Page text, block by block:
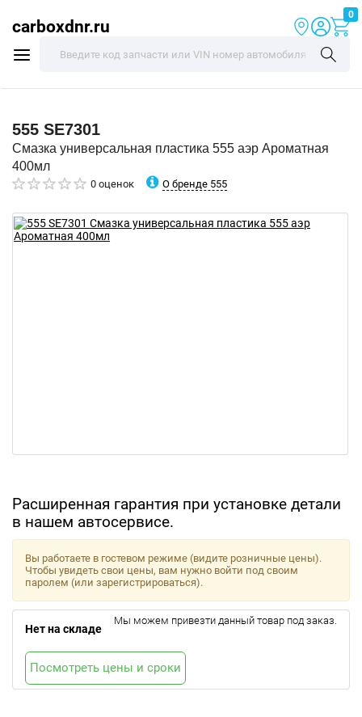
carboxdnr.ru
0
555 SE7301
Смазка универсальная пластика 555 аэр Ароматная
400мл
0 оценок О бренде 555
Расширенная гарантия при установке детали
в нашем автосервисе.
Вы работаете в гостевом режиме (видите розничные цены).
Чтобы увидеть свои цены, вам нужно войти под своим
паролем (или зарегистрироваться).
Нет на складе
Мы можем привезти данный товар под заказ.
Посмотреть цены и сроки